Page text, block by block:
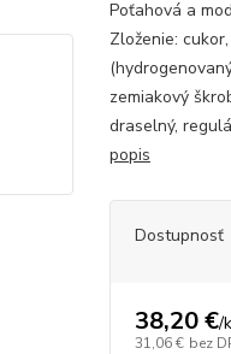
Poťahová a
Zloženie:
zemiakový
draselný,
popis
Dostupnosť
38,20 €/
31,06 € bez